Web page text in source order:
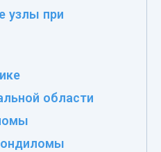
узлы при
области